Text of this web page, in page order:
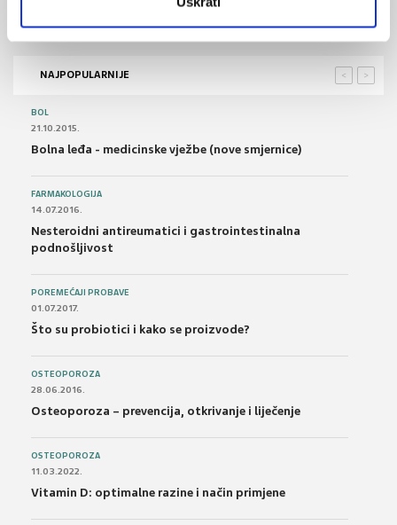
Svjetski humanitarni dan, 19. kolovoza
NAJPOPULARNIJE >
<
BOL
21.10.2015.
Bolna leđa - medicinske vježbe (nove smjernice)
FARMAKOLOGIJA
14.07.2016.
Nesteroidni antireumatici i gastrointestinalna
podnošljivost
POREMEĆAJI PROBAVE
01.07.2017.
Što su probiotici i kako se proizvode?
OSTEOPOROZA
28.06.2016.
Osteoporoza – prevencija, otkrivanje i liječenje
OSTEOPOROZA
11.03.2022.
Vitamin D: optimalne razine i način primjene